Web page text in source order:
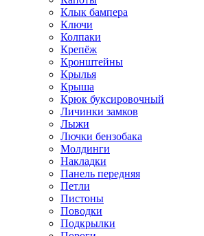
Клык бампера
Ключи
Колпаки
Крепёж
Кронштейны
Крылья
Крыша
Крюк буксировочный
Личинки замков
Лыжи
Лючки бензобака
Молдинги
Накладки
Панель передняя
Петли
Пистоны
Поводки
Подкрылки